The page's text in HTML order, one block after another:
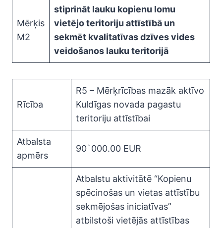
Mērķis
M2
stiprināt lauku kopienu lomu
vietējo teritoriju attīstībā un
sekmēt kvalitatīvas dzīves vides
veidošanos lauku teritorijā
Rīcība
R5 – Mērķrīcības mazāk aktīvo
Kuldīgas novada pagastu
teritoriju attīstībai
Atbalsta
apmērs
90`000.00 EUR
Atbalstu aktivitātē “Kopienu
spēcinošas un vietas attīstību
sekmējošas iniciatīvas”
atbilstoši vietējās attīstības